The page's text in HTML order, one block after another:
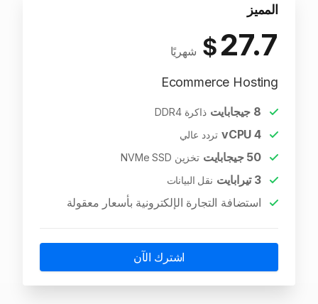
المميز
27.7
$ شهريًا
Ecommerce Hosting
8 جيجابايت ذاكرة DDR4
4
vCPU تردد عالي
50 جيجابايت تخزين NVMe SSD
3 تيرابايت نقل البيانات
استضافة التجارة الإلكترونية بأسعار معقولة
اشترك الآن